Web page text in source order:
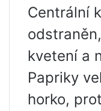
Centrální
kvetení a
Papriky
horko,